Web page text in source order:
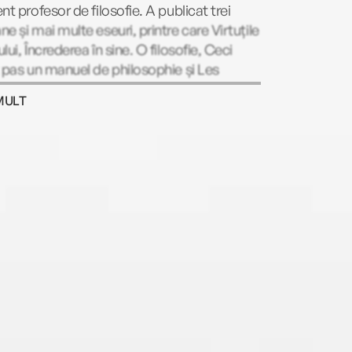
profesor de filosofie. A publicat trei
și mai multe eseuri, printre care Virtuțile
Încrederea în sine. O filosofie, Ceci
un manuel de philosophie și Les
sur le divan. Este invitat frecvent la
culturale ale posturilor France 3 și